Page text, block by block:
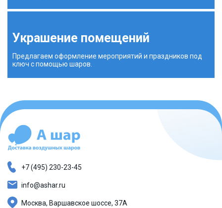
Украшение помещений
Предлагаем оформление мероприятий и праздников под
ключ с помощью шаров.
+7 (495) 230-23-45
info@ashar.ru
Москва, Варшавское шоссе, 37А